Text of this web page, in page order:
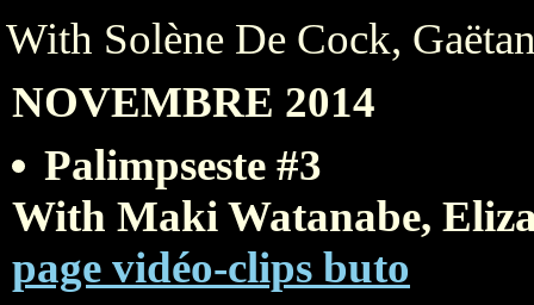
With Solène De Cock,
NOVEMBRE 2014
Palimpseste #3
With Maki Watanabe,
page vidéo-clips buto